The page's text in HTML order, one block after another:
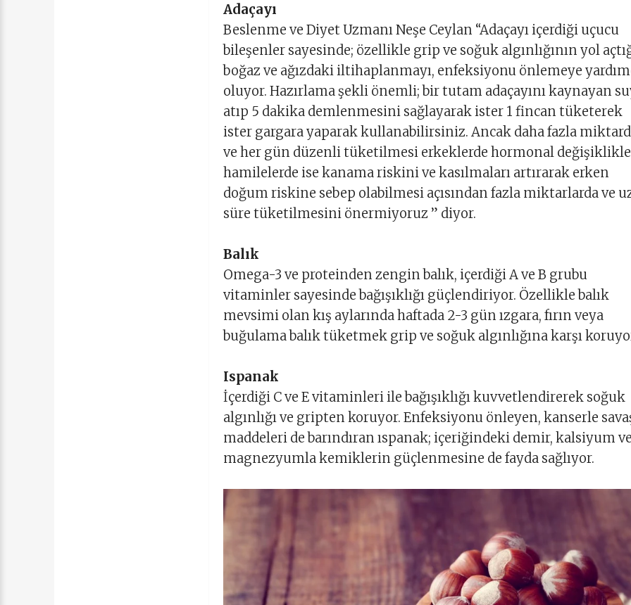
Adaçayı
Beslenme ve Diyet Uzmanı Neşe Ceylan “Adaçayı içerdiği uçucu
bileşenler sayesinde; özellikle grip ve soğuk algınlığının yol
boğaz ve ağızdaki iltihaplanmayı, enfeksiyonu önlemeye
oluyor. Hazırlama şekli önemli; bir tutam adaçayını kaynayan
atıp 5 dakika demlenmesini sağlayarak ister 1 fincan tüketerek
ister gargara yaparak kullanabilirsiniz. Ancak daha fazla
ve her gün düzenli tüketilmesi erkeklerde hormonal
hamilelerde ise kanama riskini ve kasılmaları artırarak erken
doğum riskine sebep olabilmesi açısından fazla miktarlarda ve
süre tüketilmesini önermiyoruz ” diyor.
Balık
Omega-3 ve proteinden zengin balık, içerdiği A ve B grubu
vitaminler sayesinde bağışıklığı güçlendiriyor. Özellikle balık
mevsimi olan kış aylarında haftada 2-3 gün ızgara, fırın veya
buğulama balık tüketmek grip ve soğuk algınlığına karşı
Ispanak
İçerdiği C ve E vitaminleri ile bağışıklığı kuvvetlendirerek soğuk
algınlığı ve gripten koruyor. Enfeksiyonu önleyen, kanserle
maddeleri de barındıran ıspanak; içeriğindeki demir, kalsiyum ve
magnezyumla kemiklerin güçlenmesine de fayda sağlıyor.